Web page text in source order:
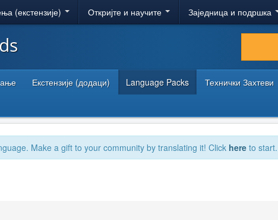
(екстензије) Откријте и научите Заједница и подршка
Екстензије (додаци) Language Packs Технички Захтеви
Make a gift to your community by translating it! Click here to start.